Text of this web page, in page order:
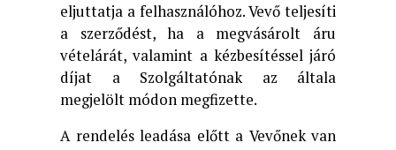
eljuttatja a felhasználóhoz. Vevő teljesíti
a szerződést, ha a megvásárolt áru
vételárát, valamint a kézbesítéssel járó
díjat a Szolgáltatónak az általa
megjelölt módon megfizette.
A rendelés leadása előtt a Vevőnek van